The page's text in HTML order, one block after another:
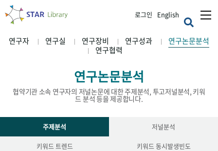
로그인 English
연구자 연구실 연구장비 연구성과
연구논문분석
연구협력
연구논문분석
협약기관 소속 연구자의 저널논문에 대한 주제분석, 투고저널분석, 키워
드 분석 등을 제공합니다.
주제분석 저널분석
키워드 트렌드 키워드 동시발생빈도